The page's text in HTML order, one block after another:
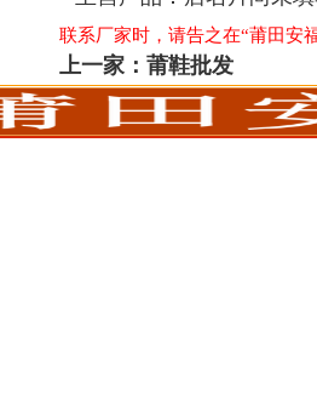
联系厂家时，请告之在“莆田安
上一家： 莆鞋批发